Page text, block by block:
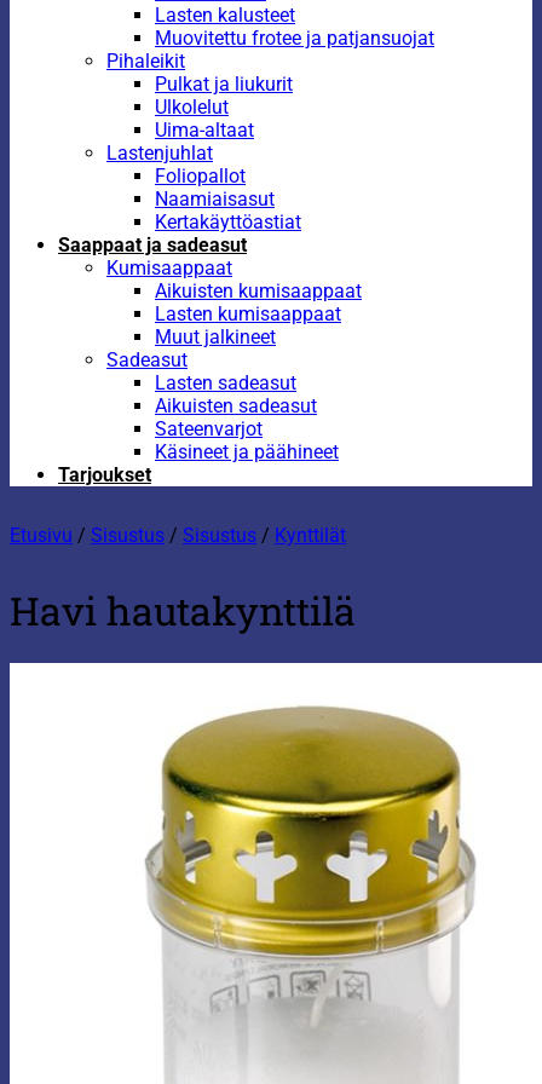
Lasten kalusteet
Muovitettu frotee ja patjansuojat
Pihaleikit
Pulkat ja liukurit
Ulkolelut
Uima-altaat
Lastenjuhlat
Foliopallot
Naamiaisasut
Kertakäyttöastiat
Saappaat ja sadeasut
Kumisaappaat
Aikuisten kumisaappaat
Lasten kumisaappaat
Muut jalkineet
Sadeasut
Lasten sadeasut
Aikuisten sadeasut
Sateenvarjot
Käsineet ja päähineet
Tarjoukset
Etusivu / Sisustus / Sisustus / Kynttilät
Havi hautakynttilä